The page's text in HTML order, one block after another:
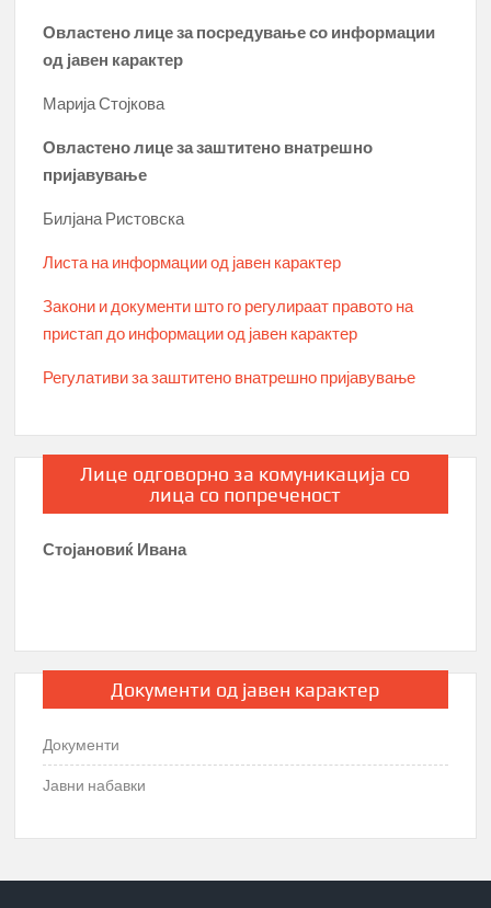
Овластено лице за посредување со информации
од јавен карактер
Марија Стојкова
Овластено лице за заштитено внатрешно
пријавување
Билјана Ристовска
Листа на информации од јавен карактер
Закони и документи што го регулираат правото на
пристап до информации од јавен карактер
Регулативи за заштитено внатрешно пријавување
Лице одговорно за комуникација со
лица со попреченост
Стојановиќ Ивана
Документи од јавен карактер
Документи
Јавни набавки